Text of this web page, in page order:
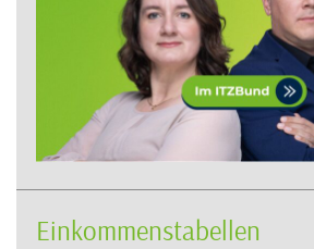
Einkommenstabellen